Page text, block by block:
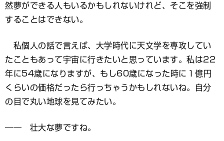
然夢ができる人もいるかもしれないけれど、そこを強制
することはできない。
私個人の話で言えば、大学時代に天文学を専攻してい
たこともあって宇宙に行きたいと思っています。私は22
年に54歳になりますが、もし60歳になった時に１億円
くらいの価格だったら行っちゃうかもしれないね。自分
の目で丸い地球を見てみたい。
―― 壮大な夢ですね。